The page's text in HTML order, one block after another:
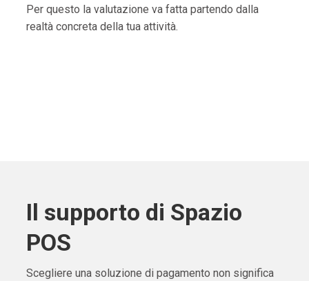
Per questo la valutazione va fatta partendo dalla
realtà concreta della tua attività.
Il supporto di Spazio
POS
Scegliere una soluzione di pagamento non significa